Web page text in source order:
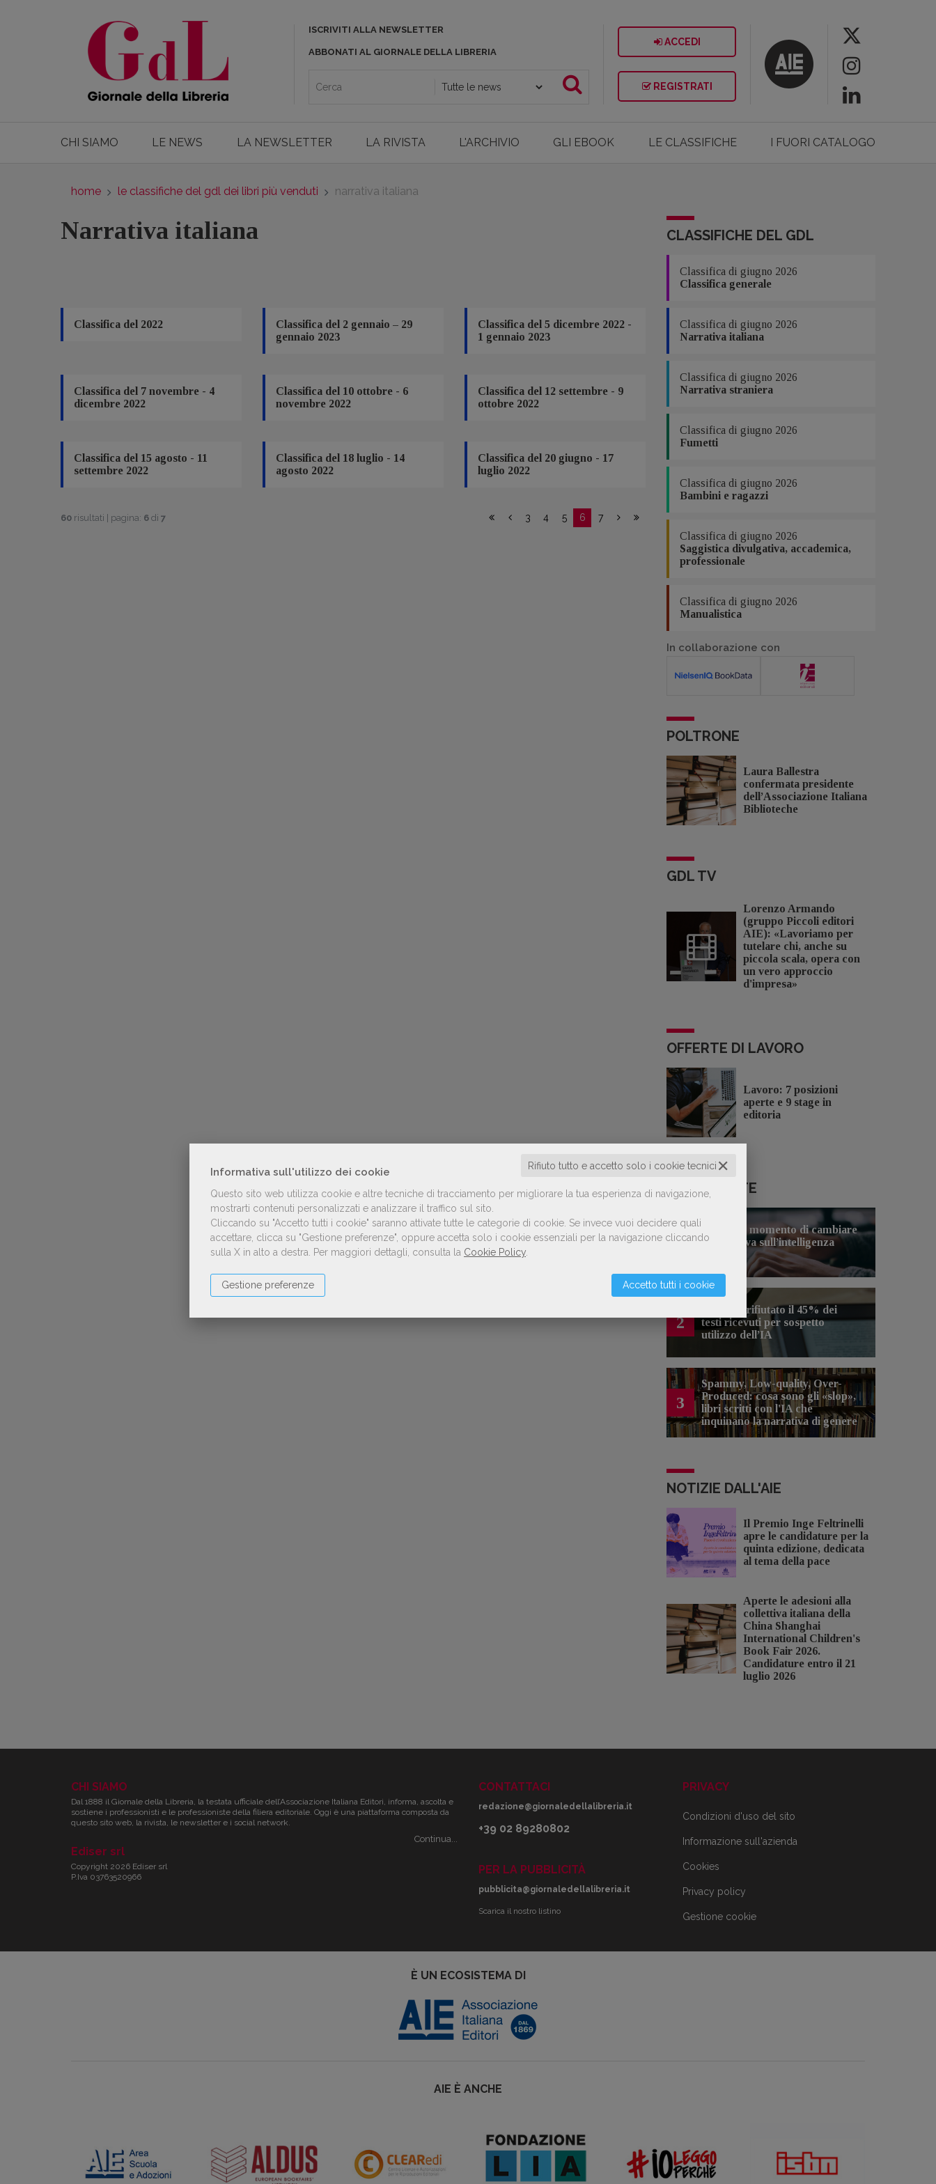
Informativa sull'utilizzo dei cookie ✕
Rifiuto tutto e accetto solo i cookie tecnici
Questo sito web utilizza cookie e altre tecniche di tracciamento per migliorare la tua esperienza di navigazione,
mostrarti contenuti personalizzati e analizzare il traffico sul sito.
Cliccando su "Accetto tutti i cookie" saranno attivate tutte le categorie di cookie. Se invece vuoi decidere quali
accettare, clicca su "Gestione preferenze", oppure accetta solo i cookie essenziali per la navigazione cliccando
sulla X in alto a destra.
Per maggiori dettagli, consulta la Cookie Policy
Accetto tutti i cookie
Gestione preferenze
ISCRIVITI ALLA NEWSLETTER
ABBONATI AL GIORNALE DELLA LIBRERIA
ACCEDI
REGISTRATI
CHI SIAMO LE NEWS LA NEWSLETTER LA RIVISTA L'ARCHIVIO GLI EBOOK LE CLASSIFICHE I FUORI CATALOGO
home le classifiche del gdl dei libri più venduti narrativa italiana
Narrativa italiana
Classifica del 2022
Classifica del 2 gennaio – 29
gennaio 2023
Classifica del 5 dicembre 2022 -
1 gennaio 2023
Classifica del 7 novembre - 4
dicembre 2022
Classifica del 10 ottobre - 6
novembre 2022
Classifica del 12 settembre - 9
ottobre 2022
Classifica del 15 agosto - 11
settembre 2022
Classifica del 18 luglio - 14
agosto 2022
Classifica del 20 giugno - 17
luglio 2022
60 risultati | pagina: 6 di 7 3 4 5 6 7
CLASSIFICHE DEL GDL
Classifica di giugno 2026
Classifica generale
Classifica di giugno 2026
Narrativa italiana
Classifica di giugno 2026
Narrativa straniera
Classifica di giugno 2026
Fumetti
Classifica di giugno 2026
Bambini e ragazzi
Classifica di giugno 2026
Saggistica divulgativa, accademica,
professionale
Classifica di giugno 2026
Manualistica
In collaborazione con
POLTRONE
Laura Ballestra
confermata presidente
dell’Associazione Italiana
Biblioteche
GDL TV
Lorenzo Armando
(gruppo Piccoli editori
AIE): «Lavoriamo per
tutelare chi, anche su
piccola scala, opera con
un vero approccio
d'impresa»
OFFERTE DI LAVORO
Lavoro: 7 posizioni
aperte e 9 stage in
editoria
LE PIÙ LETTE
1
Forse è il momento di cambiare
prospettiva sull’intelligenza
2
Kobo ha rifiutato il 45% dei
testi ricevuti per sospetto
utilizzo dell’IA
3
Spammy, Low-quality, Over-
Produced: cosa sono gli «slop»,
libri scritti con l'IA che
inquinano la narrativa di genere
NOTIZIE DALL'AIE
Il Premio Inge Feltrinelli
apre le candidature per la
quinta edizione, dedicata
al tema della pace
Aperte le adesioni alla
collettiva italiana della
China Shanghai
International Children's
Book Fair 2026.
Candidature entro il 21
luglio 2026
CHI SIAMO
Dal 1888 il Giornale della Libreria, la testata ufficiale dell’Associazione Italiana Editori, informa, ascolta e
sostiene i professionisti e le professioniste della filiera editoriale. Oggi è una piattaforma composta da
questo sito web, la rivista, le newsletter e i social network.
Continua...
Ediser srl
Copyright 2026 Ediser srl
P.Iva 03763520966
CONTATTACI
redazione@giornaledellalibreria.it
+39 02 89280802
PER LA PUBBLICITÀ
pubblicita@giornaledellalibreria.it
Scarica il nostro listino
PRIVACY
Condizioni d'uso del sito
Informazione sull'azienda
Cookies
Privacy policy
Gestione cookie
È UN ECOSISTEMA DI
AIE È ANCHE